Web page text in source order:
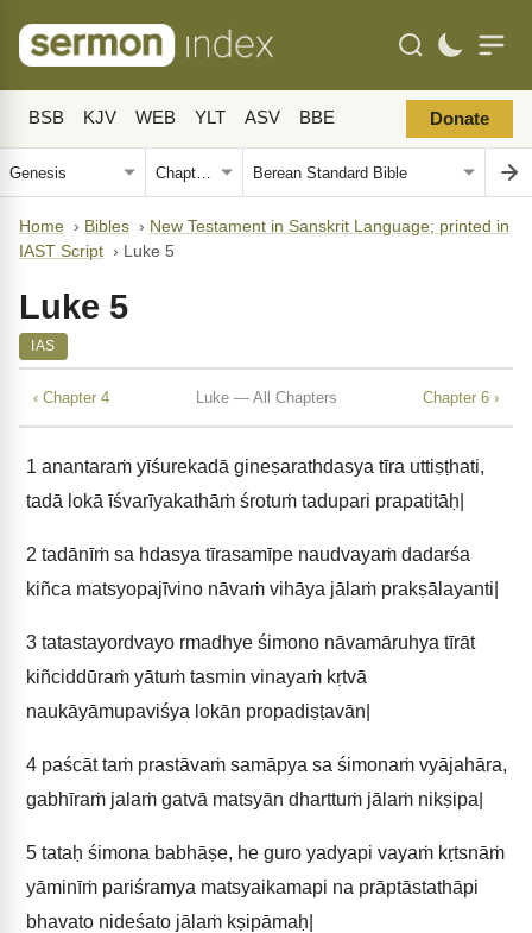
BSB KJV WEB YLT ASV BBE Donate
Home › Bibles › New Testament in Sanskrit Language; printed in
IAST Script › Luke 5
Luke 5
IAS
‹ Chapter 4 Luke — All Chapters Chapter 6 ›
1 anantaraṁ yīśurekadā gineṣarathdasya tīra uttiṣṭhati,
tadā lokā īśvarīyakathāṁ śrotuṁ tadupari prapatitāḥ|
2 tadānīṁ sa hdasya tīrasamīpe naudvayaṁ dadarśa
kiñca matsyopajīvino nāvaṁ vihāya jālaṁ prakṣālayanti|
3 tatastayordvayo rmadhye śimono nāvamāruhya tīrāt
kiñciddūraṁ yātuṁ tasmin vinayaṁ kṛtvā
naukāyāmupaviśya lokān propadiṣṭavān|
4 paścāt taṁ prastāvaṁ samāpya sa śimonaṁ vyājahāra,
gabhīraṁ jalaṁ gatvā matsyān dharttuṁ jālaṁ nikṣipa|
5 tataḥ śimona babhāṣe, he guro yadyapi vayaṁ kṛtsnāṁ
yāminīṁ pariśramya matsyaikamapi na prāptāstathāpi
bhavato nideśato jālaṁ kṣipāmaḥ|